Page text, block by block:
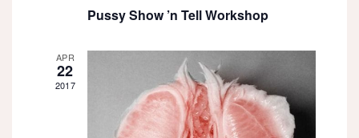
Pussy Show ’n Tell Workshop
APR
22
2017